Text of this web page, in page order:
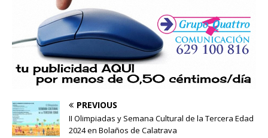
PREVIOUS
II Olimpiadas y Semana Cultural de la Tercera Edad
2024 en Bolaños de Calatrava